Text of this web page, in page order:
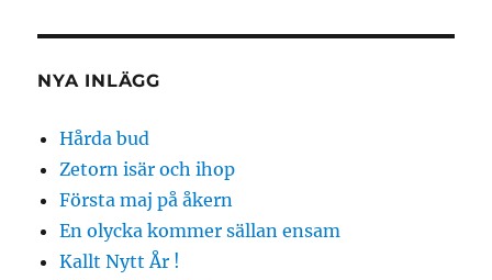
NYA INLÄGG
Hårda bud
Zetorn isär och ihop
Första maj på åkern
En olycka kommer sällan ensam
Kallt Nytt År !